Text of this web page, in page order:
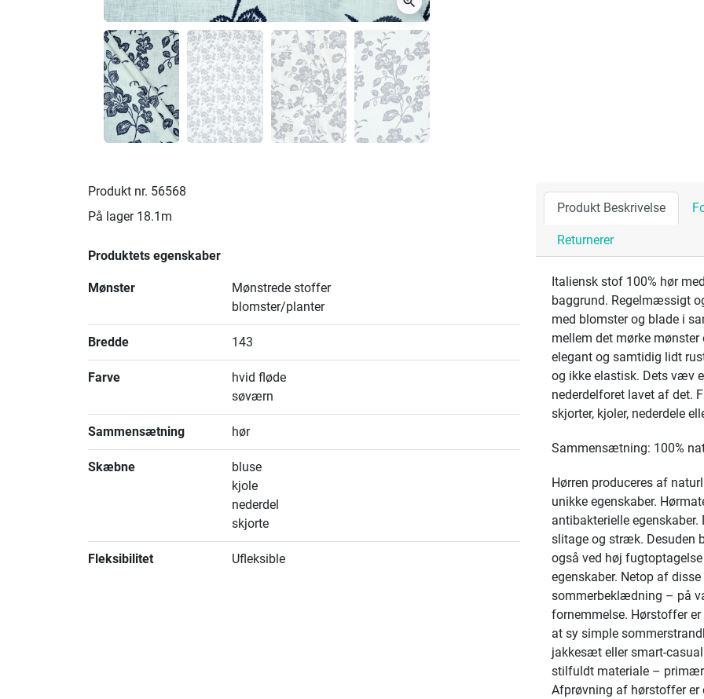
Produkt nr. 56568
På lager 18.1m
Produktets egenskaber
Mønster
Mønstrede stoffer
blomster/planter
Bredde 143
Farve
hvid fløde
søværn
Sammensætning hør
Skæbne
bluse
kjole
nederdel
skjorte
Fleksibilitet Ufleksible
Produkt Beskrivelse
Returnerer
Italiensk stof 100% hør
baggrund. Regelmæssigt
med blomster og blade i
mellem det mørke
elegant og samtidig lidt
og ikke elastisk. Dets væv
nederdelforet lavet af det.
skjorter, kjoler, nederdele
Sammensætning: 100%
Hørren produceres af
unikke egenskaber.
antibakterielle
slitage og stræk. Desuden
også ved høj
egenskaber. Netop af
sommerbeklædning – på
fornemmelse. Hørstoffer
at sy simple
jakkesæt eller smart-
stilfuldt materiale –
Afprøvning af hørstoffer er